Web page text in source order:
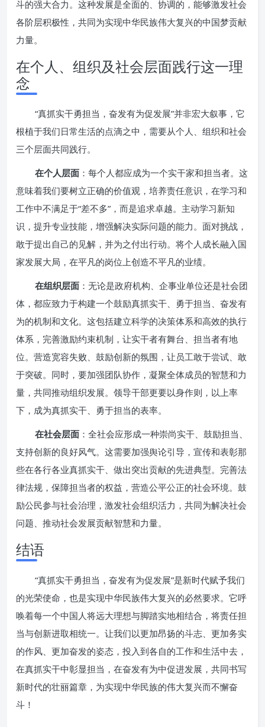
斗的强大合力。这种发展是全面的、协调的，能够激发社会
各阶层积极性，共同为实现中华民族伟大复兴的中国梦贡献
力量。
在个人、组织及社会层面践行这一理
念
“真抓实干勇担当，奋发有为促发展”并非宏大叙事，它
根植于我们日常生活的点滴之中，需要从个人、组织和社会
三个层面共同践行。
在个人层面 ：每个人都应成为一个实干家和担当者。这
意味着我们要树立正确的价值观，培养责任意识，在学习和
工作中不满足于“差不多”，而是追求卓越。主动学习新知
识，提升专业技能，增强解决实际问题的能力。面对挑战，
敢于提出自己的见解，并为之付出行动。将个人成长融入国
家发展大局，在平凡的岗位上创造不平凡的业绩。
在组织层面 ：无论是政府机构、企事业单位还是社会团
体，都应致力于构建一个鼓励真抓实干、勇于担当、奋发有
为的机制和文化。这包括建立科学的决策体系和高效的执行
体系，完善激励约束机制，让实干者有舞台、担当者有地
位。营造宽容失败、鼓励创新的氛围，让员工敢于尝试、敢
于突破。同时，要加强团队协作，凝聚全体成员的智慧和力
量，共同推动组织发展。领导干部更要以身作则，以上率
下，成为真抓实干、勇于担当的表率。
在社会层面 ：全社会应形成一种崇尚实干、鼓励担当、
支持创新的良好风气。这需要加强舆论引导，宣传和表彰那
些在各行各业真抓实干、做出突出贡献的先进典型。完善法
律法规，保障担当者的权益，营造公平公正的社会环境。鼓
励公民参与社会治理，激发社会组织活力，共同为解决社会
问题、推动社会发展贡献智慧和力量。
结语
“真抓实干勇担当，奋发有为促发展”是新时代赋予我们
的光荣使命，也是实现中华民族伟大复兴的必然要求。它呼
唤着每一个中国人将远大理想与脚踏实地相结合，将责任担
当与创新进取相统一。让我们以更加昂扬的斗志、更加务实
的作风、更加奋发的姿态，投入到各自的工作和生活中去，
在真抓实干中彰显担当，在奋发有为中促进发展，共同书写
新时代的壮丽篇章，为实现中华民族的伟大复兴而不懈奋
斗！